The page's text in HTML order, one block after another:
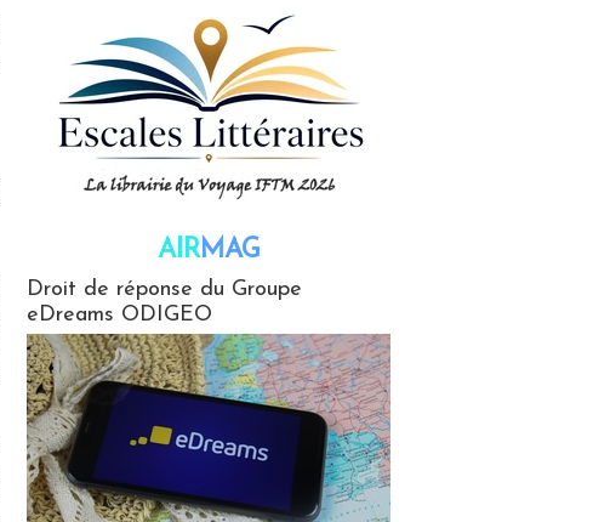
AIRMAG
Droit de réponse du Groupe
eDreams ODIGEO